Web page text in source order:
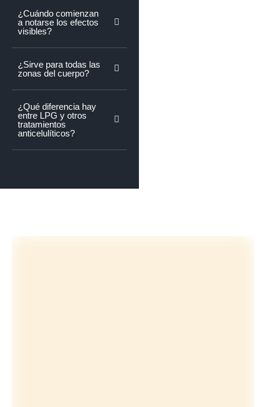
¿Cuándo comienzan
a notarse los efectos
visibles?
¿Sirve para todas las
zonas del cuerpo?
¿Qué diferencia hay
entre LPG y otros
tratamientos
anticelulíticos?